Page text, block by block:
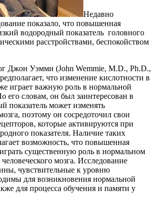
Недавно
показало, что повышенная
водородный показатель головного
расстройствами, беспокойством
Джон Уэмми (John Wemmie, M.D., Ph.D.,
что изменение кислотности в
играет важную роль в нормальной
его словам, он был заинтересован в
показатель может изменять
поэтому он сосредоточил свои
которые активируются при
показателя. Наличие таких
возможность, что повышенная
существенную роль в нормальном
мозга. Исследование
чувствительные к уровню
для возникновения нормальной
для процесса обучения и памяти у